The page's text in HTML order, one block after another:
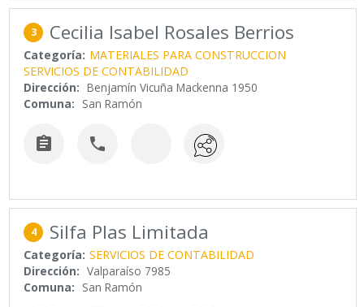
3 Cecilia Isabel Rosales Berrios
Categoría: MATERIALES PARA CONSTRUCCION
SERVICIOS DE CONTABILIDAD
Dirección: Benjamín Vicuña Mackenna 1950
Comuna: San Ramón
 
4 Silfa Plas Limitada
Categoría: SERVICIOS DE CONTABILIDAD
Dirección: Valparaíso 7985
Comuna: San Ramón